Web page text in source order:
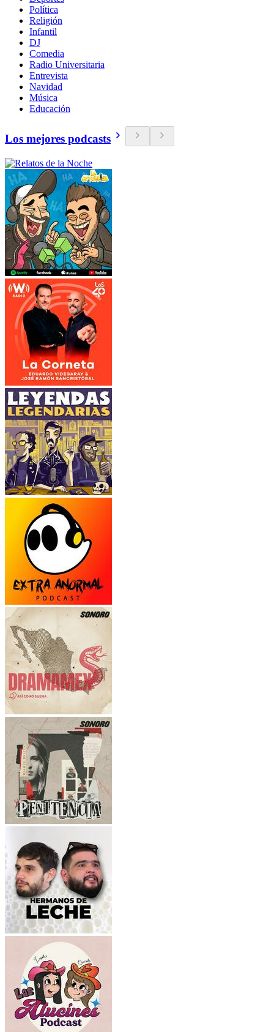
Política
Religión
Infantil
DJ
Comedia
Radio Universitaria
Entrevista
Navidad
Música
Educación
Los mejores podcasts